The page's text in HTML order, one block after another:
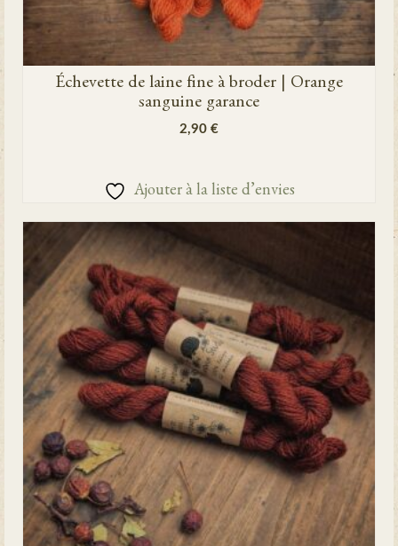
Échevette de laine fine à broder | Orange
sanguine garance
2,90 €
Ajouter à la liste d’envies